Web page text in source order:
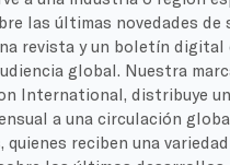
las últimas novedades de
revista y un boletín digital
global. Nuestra
International, distribuye
a una circulación
quienes reciben una